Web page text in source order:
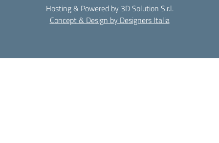
Hosting & Powered by 3D Solution S.r.l.
Concept & Design by Designers Italia